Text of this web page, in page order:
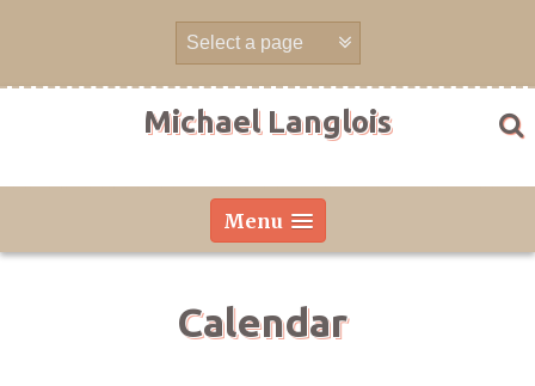
Michael Langlois
Menu
Calendar